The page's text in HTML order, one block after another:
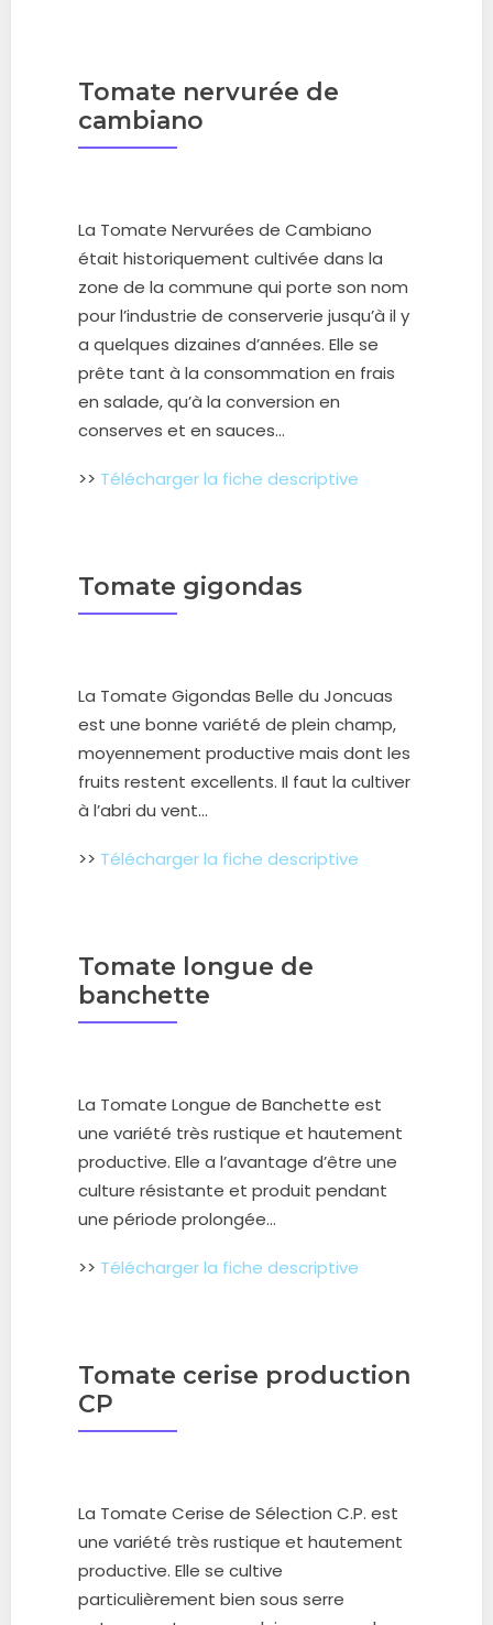
Tomate nervurée de
cambiano
La Tomate Nervurées de Cambiano
était historiquement cultivée dans la
zone de la commune qui porte son nom
pour l’industrie de conserverie jusqu’à il y
a quelques dizaines d’années. Elle se
prête tant à la consommation en frais
en salade, qu’à la conversion en
conserves et en sauces…
>> Télécharger la fiche descriptive
Tomate gigondas
La Tomate Gigondas Belle du Joncuas
est une bonne variété de plein champ,
moyennement productive mais dont les
fruits restent excellents. Il faut la cultiver
à l’abri du vent...
>> Télécharger la fiche descriptive
Tomate longue de
banchette
La Tomate Longue de Banchette est
une variété très rustique et hautement
productive. Elle a l’avantage d’être une
culture résistante et produit pendant
une période prolongée...
>> Télécharger la fiche descriptive
Tomate cerise production
CP
La Tomate Cerise de Sélection C.P. est
une variété très rustique et hautement
productive. Elle se cultive
particulièrement bien sous serre